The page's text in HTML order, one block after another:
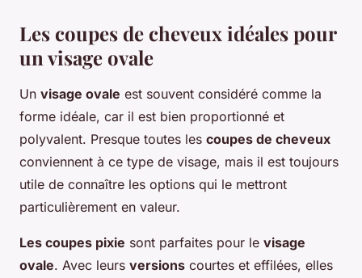
Les coupes de cheveux idéales pour
un visage ovale
Un visage ovale est souvent considéré comme la
forme idéale, car il est bien proportionné et
polyvalent. Presque toutes les coupes de cheveux
conviennent à ce type de visage, mais il est toujours
utile de connaître les options qui le mettront
particulièrement en valeur.
Les coupes pixie sont parfaites pour le visage
ovale. Avec leurs versions courtes et effilées, elles